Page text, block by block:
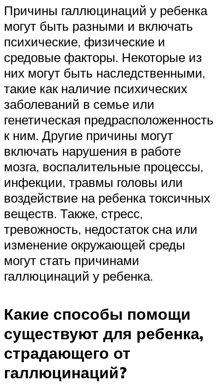
Причины галлюцинаций у ребенка
могут быть разными и включать
психические, физические и
средовые факторы. Некоторые из
них могут быть наследственными,
такие как наличие психических
заболеваний в семье или
генетическая предрасположенность
к ним. Другие причины могут
включать нарушения в работе
мозга, воспалительные процессы,
инфекции, травмы головы или
воздействие на ребенка токсичных
веществ. Также, стресс,
тревожность, недостаток сна или
изменение окружающей среды
могут стать причинами
галлюцинаций у ребенка.
Какие способы помощи
существуют для ребенка,
страдающего от
галлюцинаций?